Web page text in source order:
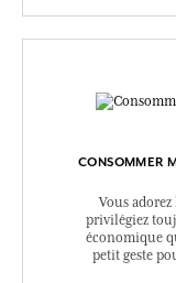
CONSOMMER
Vous
privilégiez
économique
petit geste